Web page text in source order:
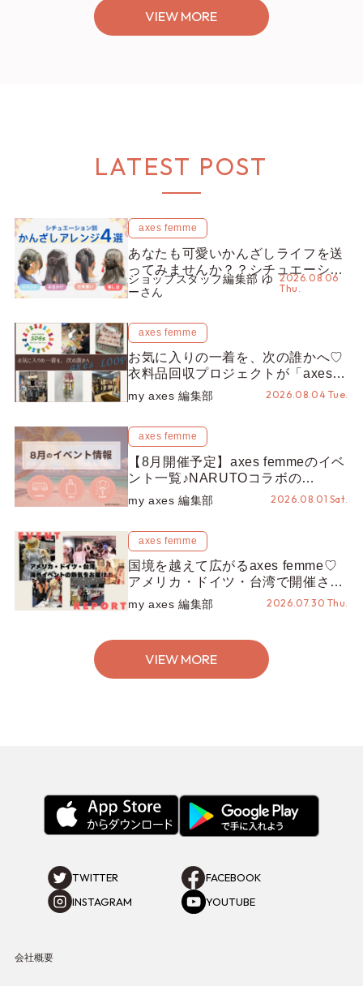
VIEW MORE
LATEST POST
axes femme
あなたも可愛いかんざしライフを送
ってみませんか？？シチュエーショ
ン別“かんざし”のオススメ【ショッ
プスタッフ編集部】
ショップスタッフ編集部 ゆ
ーさん
2026.08.06
Thu.
axes femme
お気に入りの一着を、次の誰かへ♡
衣料品回収プロジェクトが「axes
LOOP」にアップデート！活用する
とポイントが手に入る◎
my axes 編集部 2026.08.04 Tue.
axes femme
【8月開催予定】axes femmeのイベ
ント一覧♪NARUTOコラボの
REZEN POPUPから、プチYour
Stage.、ティーパーティまで！8月
my axes 編集部 2026.08.01 Sat.
axes femme
国境を越えて広がるaxes femme♡
アメリカ・ドイツ・台湾で開催され
たイベントをお届け！美沙子さんか
らのコメントも♬【海外イベントレ
my axes 編集部 2026.07.30 Thu.
VIEW MORE
TWITTER
FACEBOOK
INSTAGRAM
YOUTUBE
会社概要